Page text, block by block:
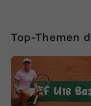
Top-Themen